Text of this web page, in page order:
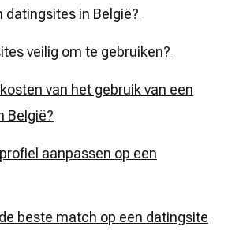
datingsites in België?
veilig om te gebruiken?
van het gebruik van een
België?
aanpassen op een
beste match op een datingsite